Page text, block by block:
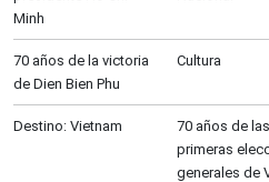
Minh
70 años de la victoria
de Dien Bien Phu
Cultura
Destino: Vietnam
70 años de las
primeras
generales de